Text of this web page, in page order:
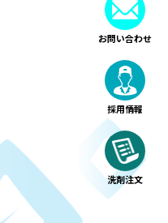
お問い合わせ
採用情報
洗剤注文